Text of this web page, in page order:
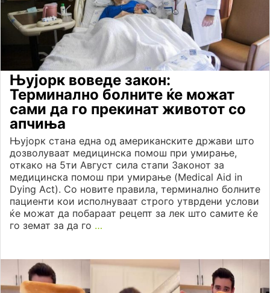
Њујорк воведе закон:
Терминално болните ќе можат
сами да го прекинат животот со
апчиња
Њујорк стана една од американските држави што
дозволуваат медицинска помош при умирање,
откако на 5ти Август сила стапи Законот за
медицинска помош при умирање (Medical Aid in
Dying Act). Со новите правила, терминално болните
пациенти кои исполнуваат строго утврдени услови
ќе можат да побараат рецепт за лек што самите ќе
го земат за да го …